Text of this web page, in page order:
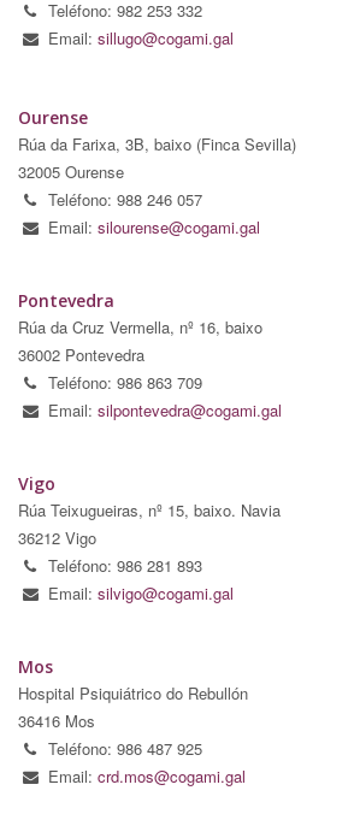
Teléfono: 982 253 332
Email: sillugo@cogami.gal
Ourense
Rúa da Farixa, 3B, baixo (Finca Sevilla)
32005 Ourense
Teléfono: 988 246 057
Email: silourense@cogami.gal
Pontevedra
Rúa da Cruz Vermella, nº 16, baixo
36002 Pontevedra
Teléfono: 986 863 709
Email: silpontevedra@cogami.gal
Vigo
Rúa Teixugueiras, nº 15, baixo. Navia
36212 Vigo
Teléfono: 986 281 893
Email: silvigo@cogami.gal
Mos
Hospital Psiquiátrico do Rebullón
36416 Mos
Teléfono: 986 487 925
Email: crd.mos@cogami.gal